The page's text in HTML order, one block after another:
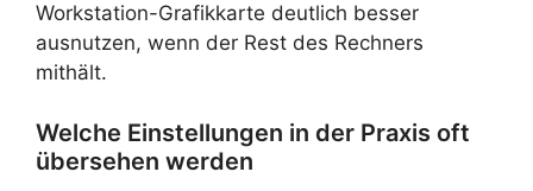
Workstation-Grafikkarte deutlich besser
ausnutzen, wenn der Rest des Rechners
mithält.
Welche Einstellungen in der Praxis oft
übersehen werden